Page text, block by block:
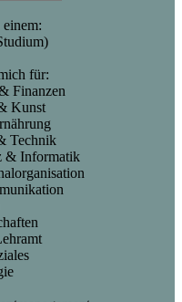
für:
Finanzen
Kunst
Technik
& Informatik